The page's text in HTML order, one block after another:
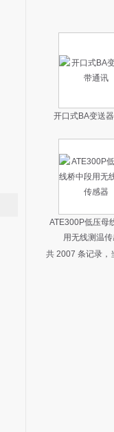
开口式BA变送
ATE300P低压母
用无线测温传
共 2007 条记录，